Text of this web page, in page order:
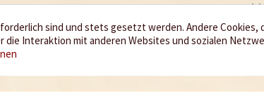
sind und stets gesetzt werden. Andere Cookies,
Interaktion mit anderen Websites und sozialen